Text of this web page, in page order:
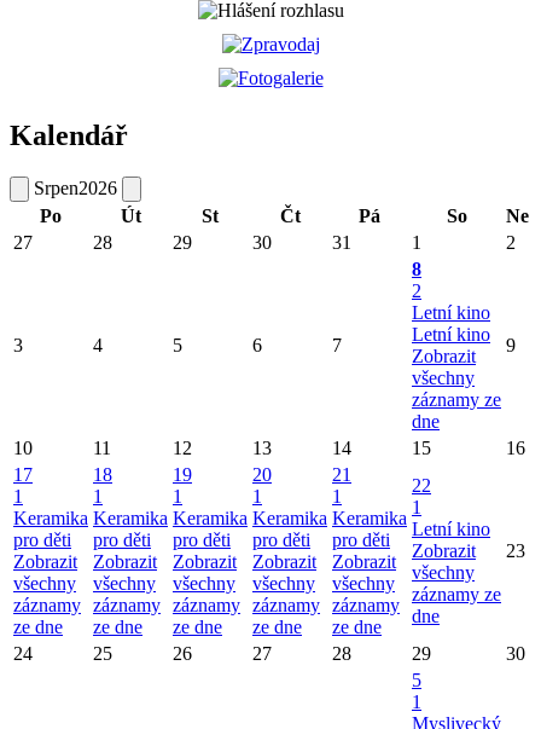
Kalendář
Srpen2026
Po
Út St Čt Pá So
Ne
27
28 29 30 31 1 2
3 4 5 6 7
8
2
Letní kino
Letní kino
Zobrazit
všechny
záznamy ze
dne
9
10 11 12 13 14 15
16
17
1
Keramika
pro děti
Zobrazit
všechny
záznamy
ze dne
18
1
Keramika
pro děti
Zobrazit
všechny
záznamy
ze dne
19
1
Keramika
pro děti
Zobrazit
všechny
záznamy
ze dne
20
1
Keramika
pro děti
Zobrazit
všechny
záznamy
ze dne
21
1
Keramika
pro děti
Zobrazit
všechny
záznamy
ze dne
22
1
Letní kino
Zobrazit
všechny
záznamy ze
dne
23
24 25 26 27 28 29 30
5
1
Myslivecký